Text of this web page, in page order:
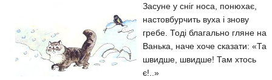
Засуне у сніг носа, понюхає,
настовбурчить вуха і знову
гребе. Тоді благально гляне на
Ванька, наче хоче сказати: «Та
швидше, швидше! Там хтось
є!..»